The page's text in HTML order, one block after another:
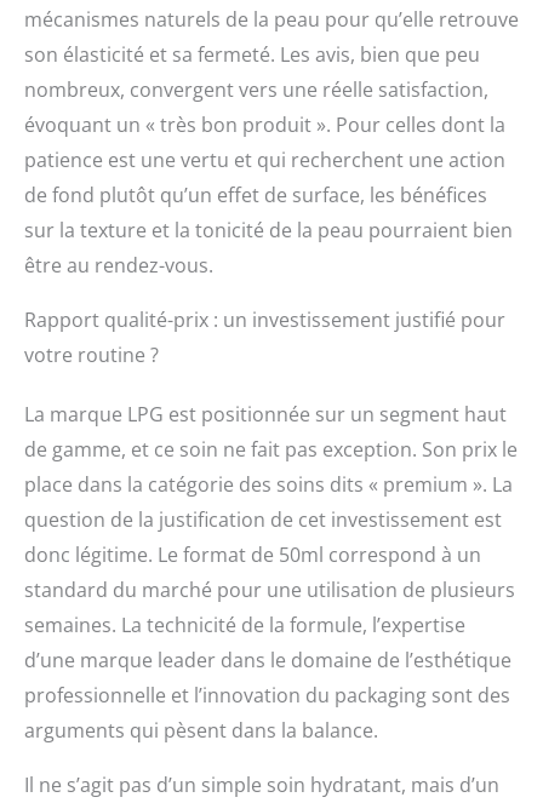
mécanismes naturels de la peau pour qu’elle retrouve
son élasticité et sa fermeté. Les avis, bien que peu
nombreux, convergent vers une réelle satisfaction,
évoquant un « très bon produit ». Pour celles dont la
patience est une vertu et qui recherchent une action
de fond plutôt qu’un effet de surface, les bénéfices
sur la texture et la tonicité de la peau pourraient bien
être au rendez-vous.
Rapport qualité-prix : un investissement justifié pour
votre routine ?
La marque LPG est positionnée sur un segment haut
de gamme, et ce soin ne fait pas exception. Son prix le
place dans la catégorie des soins dits « premium ». La
question de la justification de cet investissement est
donc légitime. Le format de 50ml correspond à un
standard du marché pour une utilisation de plusieurs
semaines. La technicité de la formule, l’expertise
d’une marque leader dans le domaine de l’esthétique
professionnelle et l’innovation du packaging sont des
arguments qui pèsent dans la balance.
Il ne s’agit pas d’un simple soin hydratant, mais d’un